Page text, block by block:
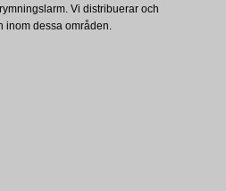
Vi distribuerar och
inom dessa områden.